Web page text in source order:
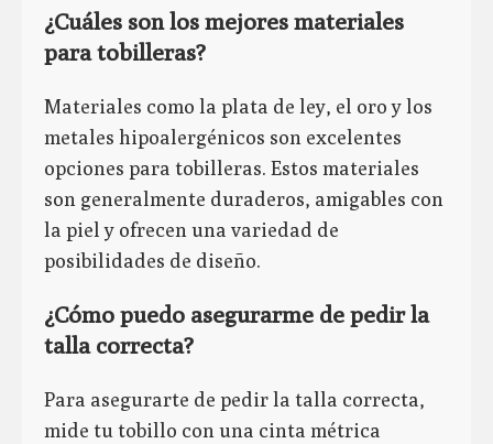
¿Cuáles son los mejores materiales
para tobilleras?
Materiales como la plata de ley, el oro y los
metales hipoalergénicos son excelentes
opciones para tobilleras. Estos materiales
son generalmente duraderos, amigables con
la piel y ofrecen una variedad de
posibilidades de diseño.
¿Cómo puedo asegurarme de pedir la
talla correcta?
Para asegurarte de pedir la talla correcta,
mide tu tobillo con una cinta métrica